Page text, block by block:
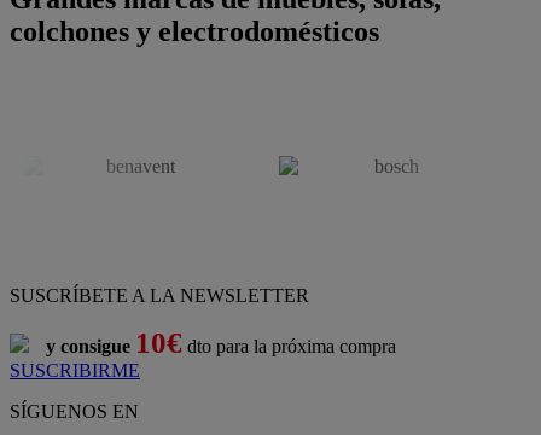
colchones y electrodomésticos
SUSCRÍBETE A LA NEWSLETTER
y consigue 10€ dto para la próxima compra
SUSCRIBIRME
SÍGUENOS EN